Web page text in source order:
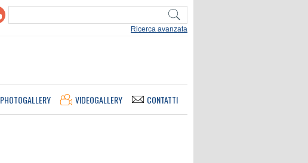
Ricerca avanzata
PHOTOGALLERY VIDEOGALLERY CONTATTI